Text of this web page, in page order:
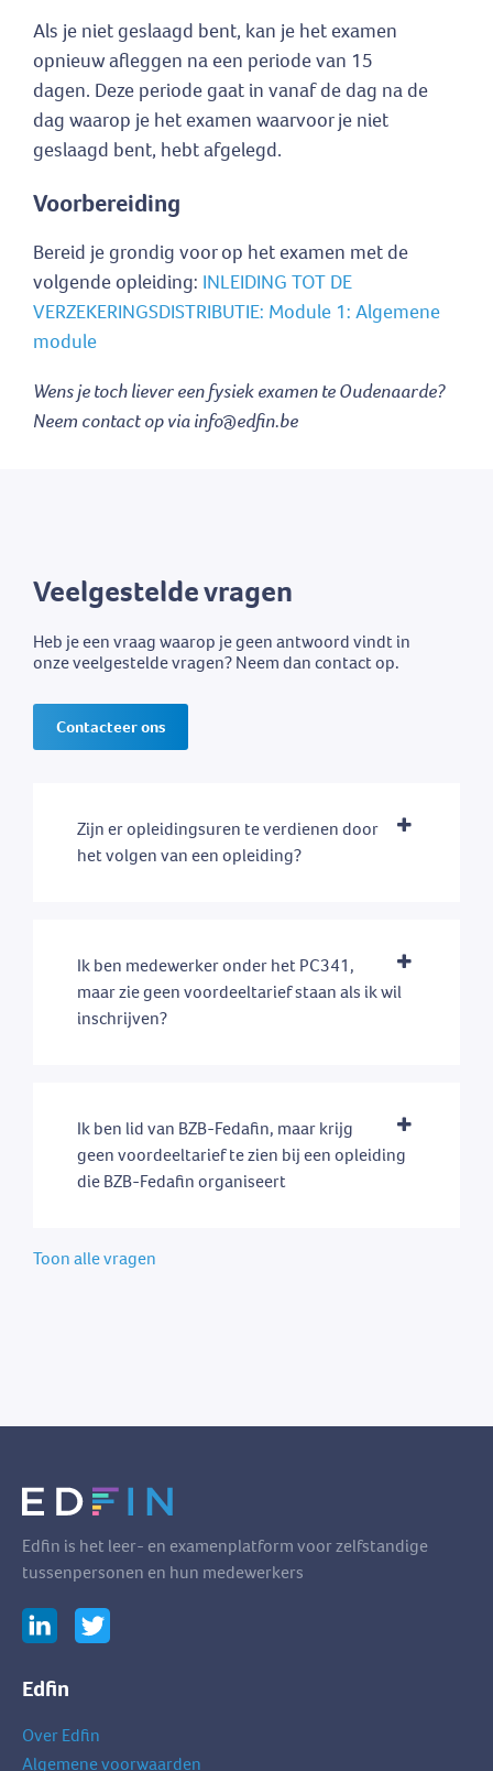
Als je niet geslaagd bent, kan je het examen
opnieuw afleggen na een periode van 15
dagen. Deze periode gaat in vanaf de dag na de
dag waarop je het examen waarvoor je niet
geslaagd bent, hebt afgelegd.
Voorbereiding
Bereid je grondig voor op het examen met de
volgende opleiding: INLEIDING TOT DE
VERZEKERINGSDISTRIBUTIE: Module 1: Algemene
module
Wens je toch liever een fysiek examen te Oudenaarde?
Neem contact op via info@edfin.be
Veelgestelde vragen
Heb je een vraag waarop je geen antwoord vindt in
onze veelgestelde vragen? Neem dan contact op.
Contacteer ons
Zijn er opleidingsuren te verdienen door
het volgen van een opleiding?
Ik ben medewerker onder het PC341,
maar zie geen voordeeltarief staan als ik wil
inschrijven?
Ik ben lid van BZB-Fedafin, maar krijg
geen voordeeltarief te zien bij een opleiding
die BZB-Fedafin organiseert
Toon alle vragen
Edfin is het leer- en examenplatform voor zelfstandige
tussenpersonen en hun medewerkers
Edfin
Over Edfin
Algemene voorwaarden